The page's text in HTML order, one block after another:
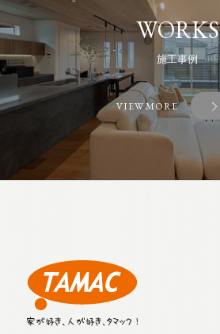
WORKS
施工事例
VIEW MORE